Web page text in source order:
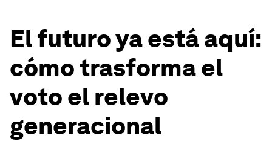
El futuro ya está aquí:
cómo trasforma el
voto el relevo
generacional